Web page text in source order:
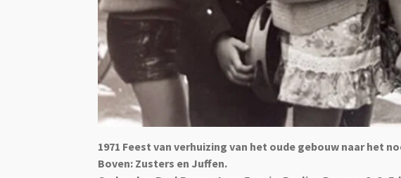
1971 Feest van verhuizing van het oude gebouw naar het
Boven: Zusters en Juffen.